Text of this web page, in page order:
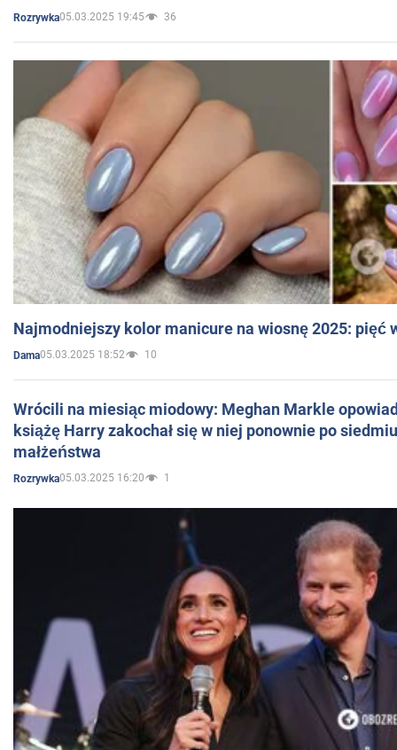
Rozrywka05.03.2025 19:45 36
Najmodniejszy kolor manicure na wiosnę 2025: pięć
Dama05.03.2025 18:52 10
Wrócili na miesiąc miodowy: Meghan Markle
książę Harry zakochał się w niej ponownie po
małżeństwa
Rozrywka05.03.2025 16:20 1